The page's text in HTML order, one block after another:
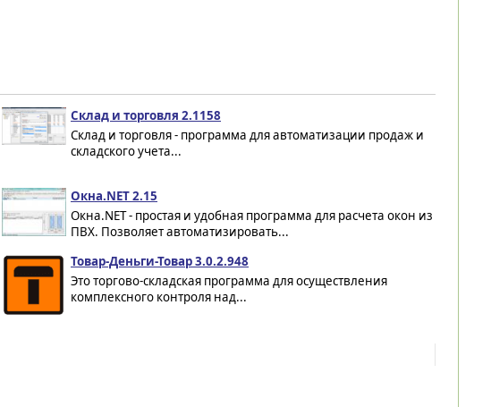
Склад и торговля 2.1158
Склад и торговля - программа для автоматизации продаж и
складского учета...
Окна.NET 2.15
Окна.NET - простая и удобная программа для расчета окон из
ПВХ. Позволяет автоматизировать...
Товар-Деньги-Товар 3.0.2.948
Это торгово-складская программа для осуществления
комплексного контроля над...